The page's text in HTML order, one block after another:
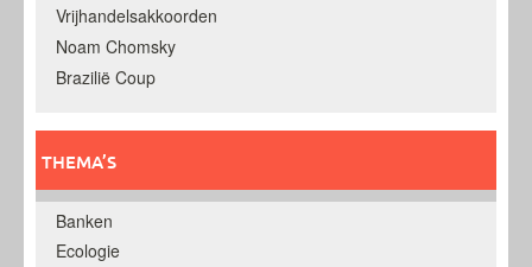
Vrijhandelsakkoorden
Noam Chomsky
Brazilië Coup
THEMA’S
Banken
Ecologie